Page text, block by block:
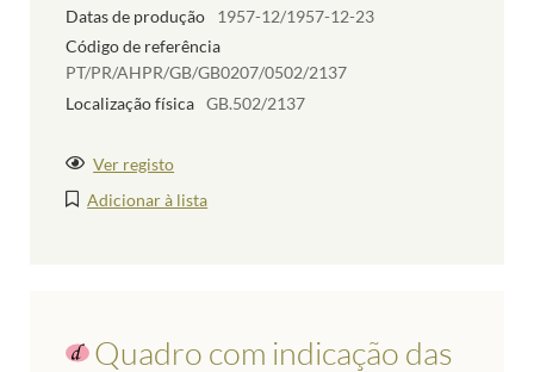
Datas de produção
1957-12/1957-12-23
Código de referência
PT/PR/AHPR/GB/GB0207/0502/2137
Localização física GB.502/2137
Ver registo
Adicionar à lista
Quadro com indicação das